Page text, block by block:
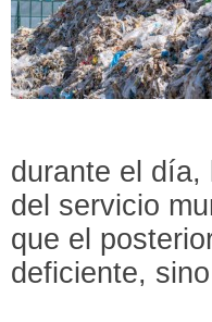
durante el día,
del servicio
que el
deficiente,